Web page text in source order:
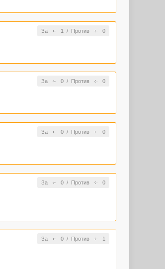
За 1 / Против 0
За 0/ Против 0
За 0/ Против 0
За 0/ Против 0
За 0/ Против 1